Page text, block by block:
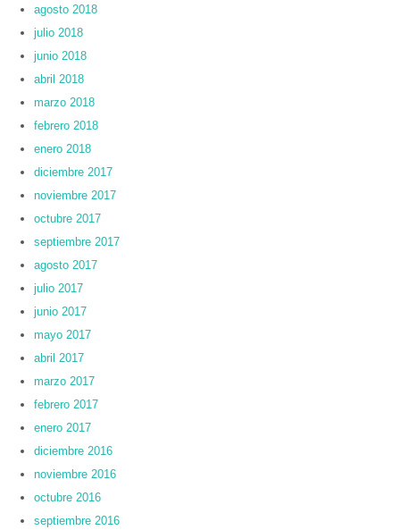
agosto 2018
julio 2018
junio 2018
abril 2018
marzo 2018
febrero 2018
enero 2018
diciembre 2017
noviembre 2017
octubre 2017
septiembre 2017
agosto 2017
julio 2017
junio 2017
mayo 2017
abril 2017
marzo 2017
febrero 2017
enero 2017
diciembre 2016
noviembre 2016
octubre 2016
septiembre 2016